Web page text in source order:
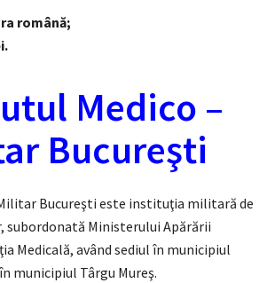
română;
Medico –
Bucureşti
Bucureşti este instituţia militară de
subordonată Ministerului Apărării
Medicală, având sediul în municipiul
municipiul Târgu Mureş.